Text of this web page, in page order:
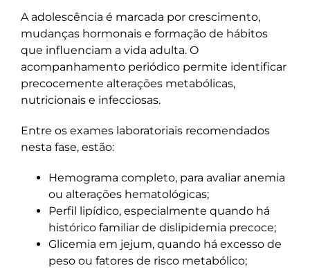
A adolescência é marcada por crescimento,
mudanças hormonais e formação de hábitos
que influenciam a vida adulta. O
acompanhamento periódico permite identificar
precocemente alterações metabólicas,
nutricionais e infecciosas.
Entre os exames laboratoriais recomendados
nesta fase, estão:
Hemograma completo, para avaliar anemia
ou alterações hematológicas;
Perfil lipídico, especialmente quando há
histórico familiar de dislipidemia precoce;
Glicemia em jejum, quando há excesso de
peso ou fatores de risco metabólico;